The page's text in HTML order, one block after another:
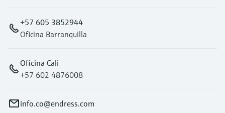
+57 605 3852944
Oficina Barranquilla
Oficina Cali
+57 602 4876008
info.co@endress.com